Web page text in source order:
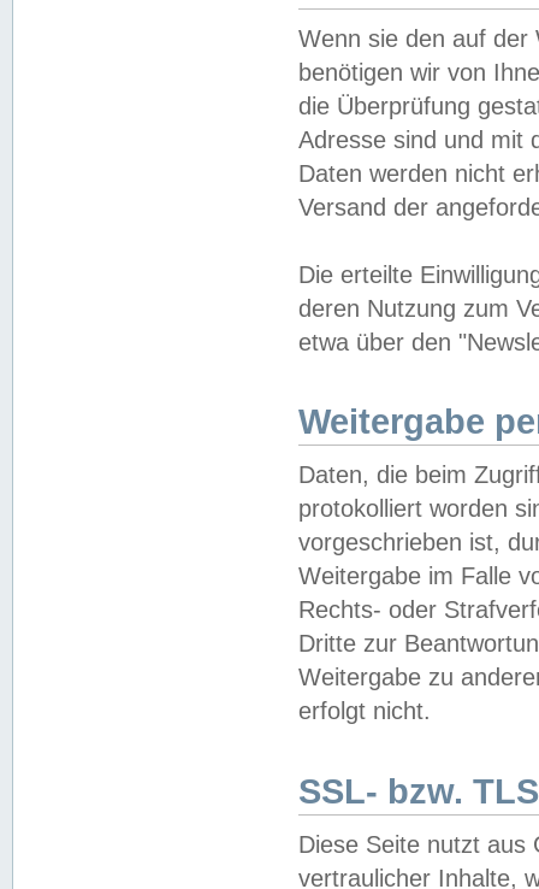
Wenn sie den auf der
benötigen wir von
die Überprüfung
Adresse sind und mit
Daten werden nicht
Versand der
Die erteilte
deren Nutzung zum
etwa über den
Weitergabe
Daten, die beim
protokolliert worden
vorgeschrieben ist,
Weitergabe im Falle
Rechts- oder
Dritte zur
Weitergabe zu
erfolgt nicht.
SSL- bzw.
Diese Seite nutzt aus
vertraulicher Inhalte,